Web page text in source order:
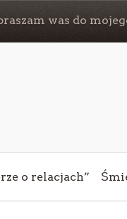
was do
o relacjach”